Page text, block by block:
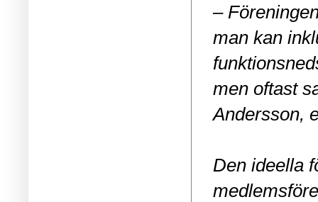
–
man kan
men oftast
Andersson,
Den ideella